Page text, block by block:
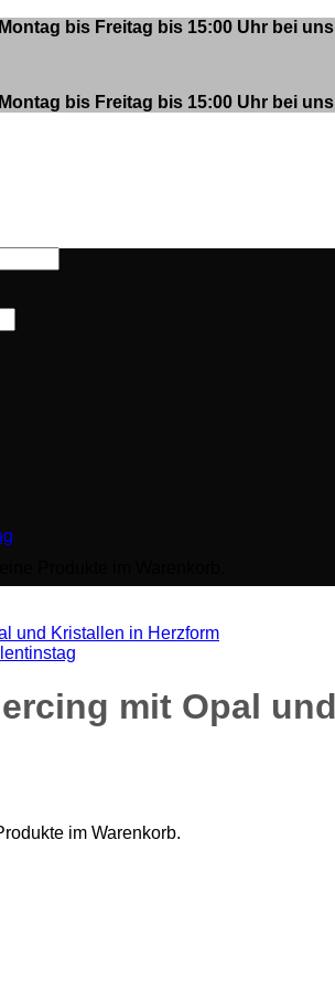
bis Freitag bis 15:00 Uhr bei
bis Freitag bis 15:00 Uhr bei
Produkte im Warenkorb.
im Warenkorb.
mit Opal